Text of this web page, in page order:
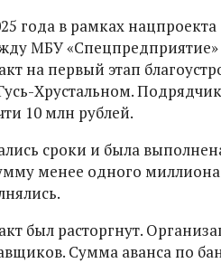
года в рамках нацпроекта
МБУ
на первый этап
Хрустальном.
10 млн рублей.
сроки и была
менее одного
был расторгнут.
Сумма аванса по